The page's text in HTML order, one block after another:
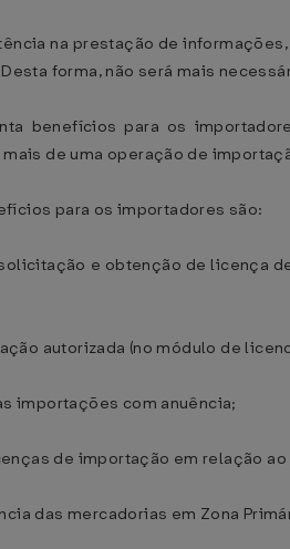
na prestação de
forma, não será mais
benefícios para os
de uma operação de
para os importadores são:
e obtenção de licença
autorizada (no módulo de
importações com anuência;
de importação em relação
das mercadorias em Zona